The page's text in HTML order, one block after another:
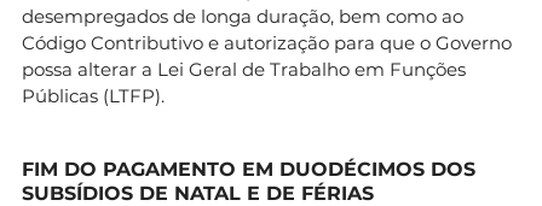
desempregados de longa duração, bem como ao
Código Contributivo e autorização para que o Governo
possa alterar a Lei Geral de Trabalho em Funções
Públicas (LTFP).
FIM DO PAGAMENTO EM DUODÉCIMOS DOS
SUBSÍDIOS DE NATAL E DE FÉRIAS